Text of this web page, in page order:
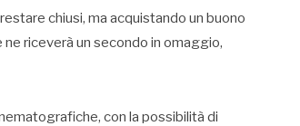
chiusi, ma acquistando un buono
riceverà un secondo in omaggio,
con la possibilità di